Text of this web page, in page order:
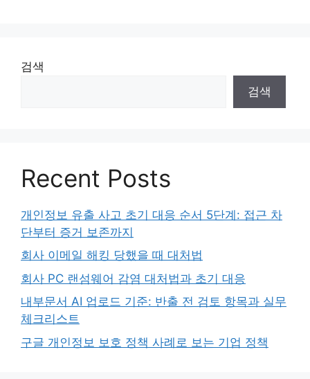
검색
검색
Recent Posts
개인정보 유출 사고 초기 대응 순서 5단계: 접근 차
단부터 증거 보존까지
회사 이메일 해킹 당했을 때 대처법
회사 PC 랜섬웨어 감염 대처법과 초기 대응
내부문서 AI 업로드 기준: 반출 전 검토 항목과 실무
체크리스트
구글 개인정보 보호 정책 사례로 보는 기업 정책